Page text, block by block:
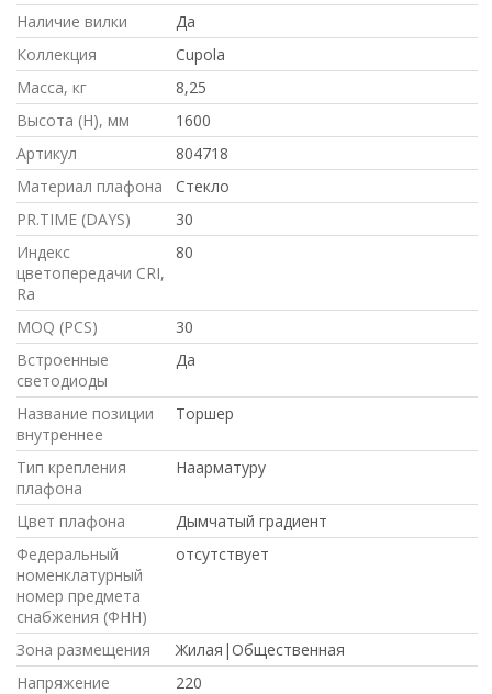
Наличие вилки
Да
Коллекция
Cupola
Масса, кг
8,25
Высота (H), мм
1600
Артикул
804718
Материал плафона
Стекло
PR.TIME (DAYS)
30
Индекс
цветопередачи CRI,
Ra
80
MOQ (PCS)
30
Встроенные
светодиоды
Да
Название позиции
внутреннее
Торшер
Тип крепления
плафона
Наарматуру
Цвет плафона
Дымчатый градиент
Федеральный
номенклатурный
номер предмета
снабжения (ФНН)
отсутствует
Зона размещения
Жилая|Общественная
Напряжение
220